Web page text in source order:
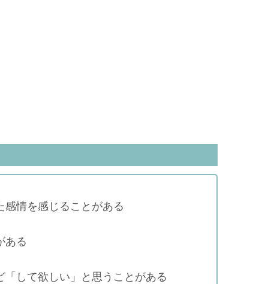
情を感じることがある
ある
「して欲しい」と思うことがある